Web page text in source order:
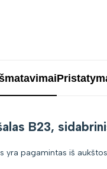
B23,
yra pagamintas iš